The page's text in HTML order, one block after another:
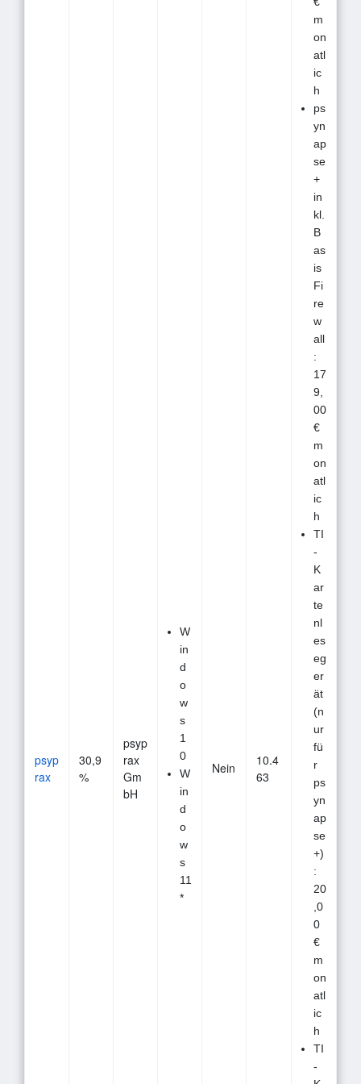
psyp
rax
30,9
%
psyp
rax
Gm
bH
W
in
d
o
w
s
1
0
W
in
d
o
w
s
11
*
Nein
10.4
63
m
on
atl
ic
h
ps
yn
ap
se
+
in
kl.
B
as
is
Fi
re
w
all
:
17
9,
00
€
m
on
atl
ic
h
TI
-
K
ar
te
nl
es
eg
er
ät
(n
ur
fü
r
ps
yn
ap
se
+)
:
20
,0
0
€
m
on
atl
ic
h
TI
-